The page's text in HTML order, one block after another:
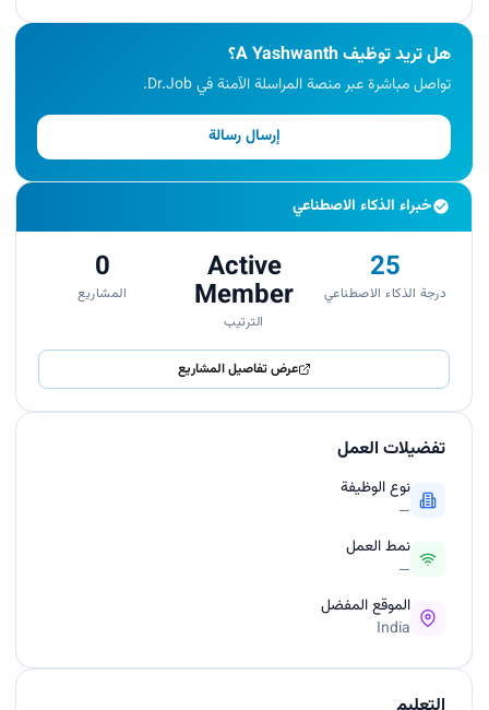
هل تريد توظيف A Yashwanth؟
تواصل مباشرة عبر منصة المراسلة الآمنة في Dr.Job.
إرسال رسالة
خبراء الذكاء الاصطناعي
25
درجة الذكاء الاصطناعي
Active
Member
الترتيب
0
المشاريع
عرض تفاصيل المشاريع
تفضيلات العمل
نوع الوظيفة
—
نمط العمل
—
الموقع المفضل
India